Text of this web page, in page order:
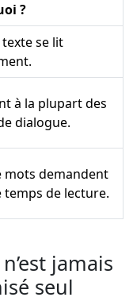
?
texte se lit
à la plupart des
dialogue.
mots demandent
temps de lecture.
jamais
seul